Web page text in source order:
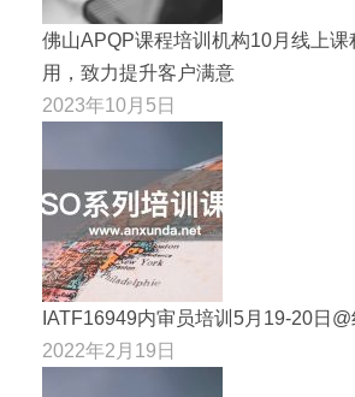
佛山APQP课程培训机构10月线上课
用，致力提升客户满意
2023年10月5日
IATF16949内审员培训5月19-20日@
2022年2月19日